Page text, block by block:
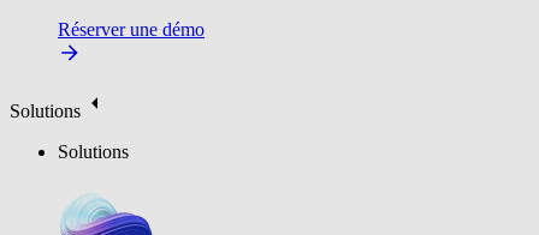
Réserver une démo
Solutions
Solutions